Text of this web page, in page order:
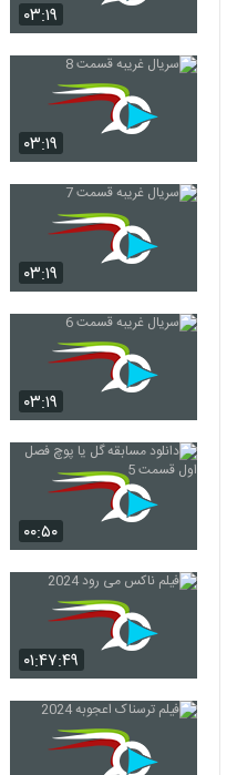
۰۳:۱۹
۰۳:۱۹
۰۳:۱۹
۰۳:۱۹
۰۰:۵۰
۰۱:۴۷:۴۹